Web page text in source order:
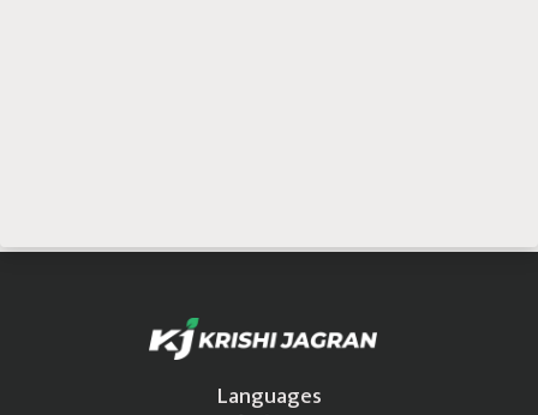
বাঙালি ਪੰਜਾਬੀ தமிழ்